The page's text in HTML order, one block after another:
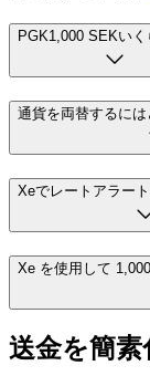
PGK1,000 SEKい
通貨を両替するに
Xeでレートアラー
Xe を使用して
送金を簡素